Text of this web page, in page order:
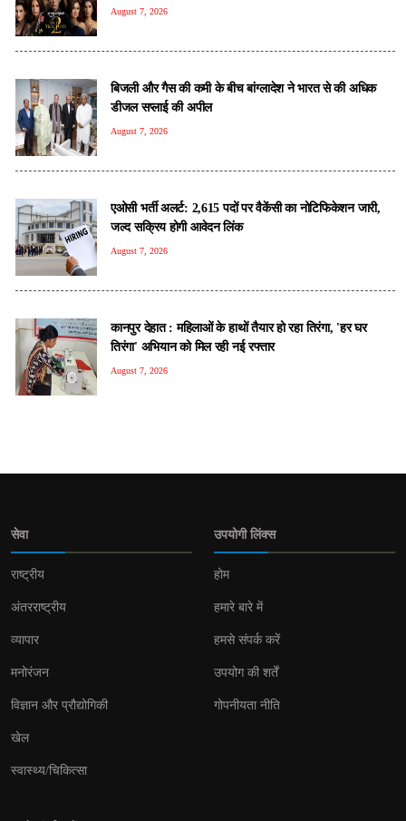
August 7, 2026
बिजली और गैस की कमी के बीच बांग्लादेश ने भारत से की अधिक
डीजल सप्लाई की अपील
August 7, 2026
एओसी भर्ती अलर्ट: 2,615 पदों पर वैकेंसी का नोटिफिकेशन जारी,
जल्द सक्रिय होगी आवेदन लिंक
August 7, 2026
कानपुर देहात : महिलाओं के हाथों तैयार हो रहा तिरंगा, 'हर घर
तिरंगा' अभियान को मिल रही नई रफ्तार
August 7, 2026
सेवा
राष्ट्रीय
अंतरराष्ट्रीय
व्यापार
मनोरंजन
विज्ञान और प्रौद्योगिकी
खेल
स्वास्थ्य/चिकित्सा
उपयोगी लिंक्स
होम
हमारे बारे में
हमसे संपर्क करें
उपयोग की शर्तें
गोपनीयता नीति